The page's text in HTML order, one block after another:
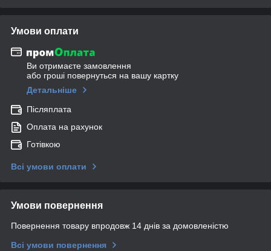
Умови оплати
Ви отримаєте замовлення
або гроші повернуться на вашу картку
Детальніше
Післяплата
Оплата на рахунок
Готівкою
Всі умови оплати
Умови повернення
Повернення товару впродовж 14 днів за домовленістю
Всі умови повернення